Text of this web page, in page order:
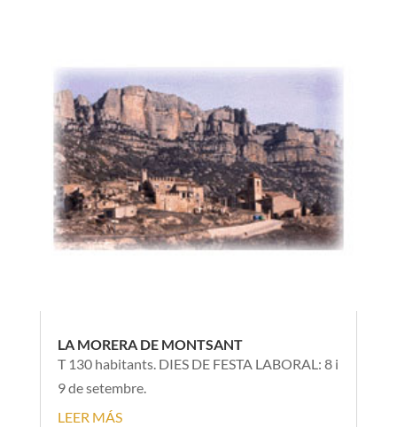
LA MORERA DE MONTSANT
T 130 habitants. DIES DE FESTA LABORAL: 8 i
9 de setembre.
LEER MÁS